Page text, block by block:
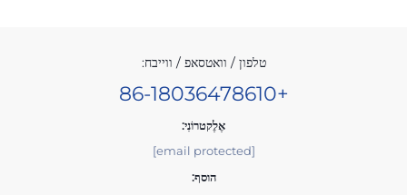
טלפון / וואטסאפ / ווייבח:
+86-18036478610
אֶלֶקטרוֹנִי:
[email protected]
הוסף: